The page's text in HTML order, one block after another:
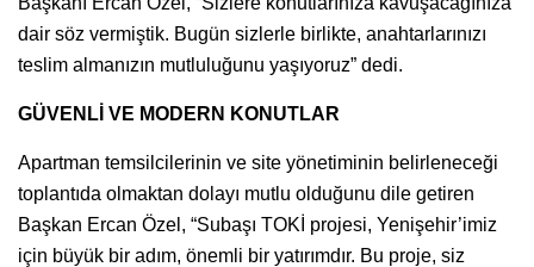
dair söz vermiştik. Bugün sizlerle birlikte, anahtarlarınızı
teslim almanızın mutluluğunu yaşıyoruz” dedi.
GÜVENLİ VE MODERN KONUTLAR
Apartman temsilcilerinin ve site yönetiminin belirleneceği
toplantıda olmaktan dolayı mutlu olduğunu dile getiren
Başkan Ercan Özel, “Subaşı TOKİ projesi, Yenişehir’imiz
için büyük bir adım, önemli bir yatırımdır. Bu proje, siz